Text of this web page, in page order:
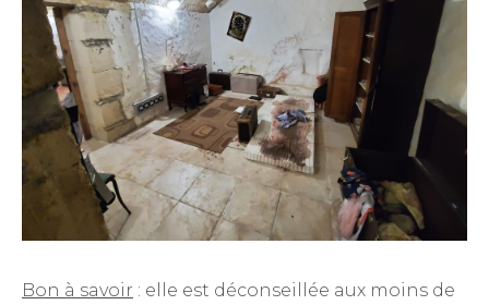
Bon à savoir : elle est déconseillée aux moins de